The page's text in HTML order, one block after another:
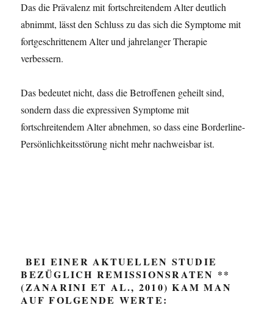
Das die Prävalenz mit fortschreitendem Alter deutlich
abnimmt, lässt den Schluss zu das sich die Symptome mit
fortgeschrittenem Alter und jahrelanger Therapie
verbessern.
Das bedeutet nicht, dass die Betroffenen geheilt sind,
sondern dass die expressiven Symptome mit
fortschreitendem Alter abnehmen, so dass eine Borderline-
Persönlichkeitsstörung nicht mehr nachweisbar ist.
BEI EINER AKTUELLEN STUDIE
BEZÜGLICH REMISSIONSRATEN **
(ZANARINI ET AL., 2010) KAM MAN
AUF FOLGENDE WERTE: